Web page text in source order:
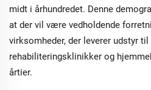
midt i århundredet. Denne
at der vil være vedholdende
virksomheder, der leverer udstyr
rehabiliteringsklinikker og
årtier.